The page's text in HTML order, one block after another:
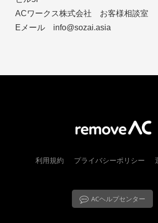
ACワークス株式会社 お客様相談室
Eメール info@sozai.asia
利用規約 プライバシーポリシー
ACヘルプセンター